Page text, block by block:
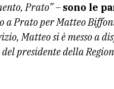
Prato” –sono le
a Prato per Matteo
Matteo si è messo a
presidente della